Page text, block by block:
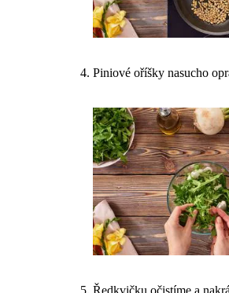
Piniové oříšky nasucho
Ředkvičku očistíme a